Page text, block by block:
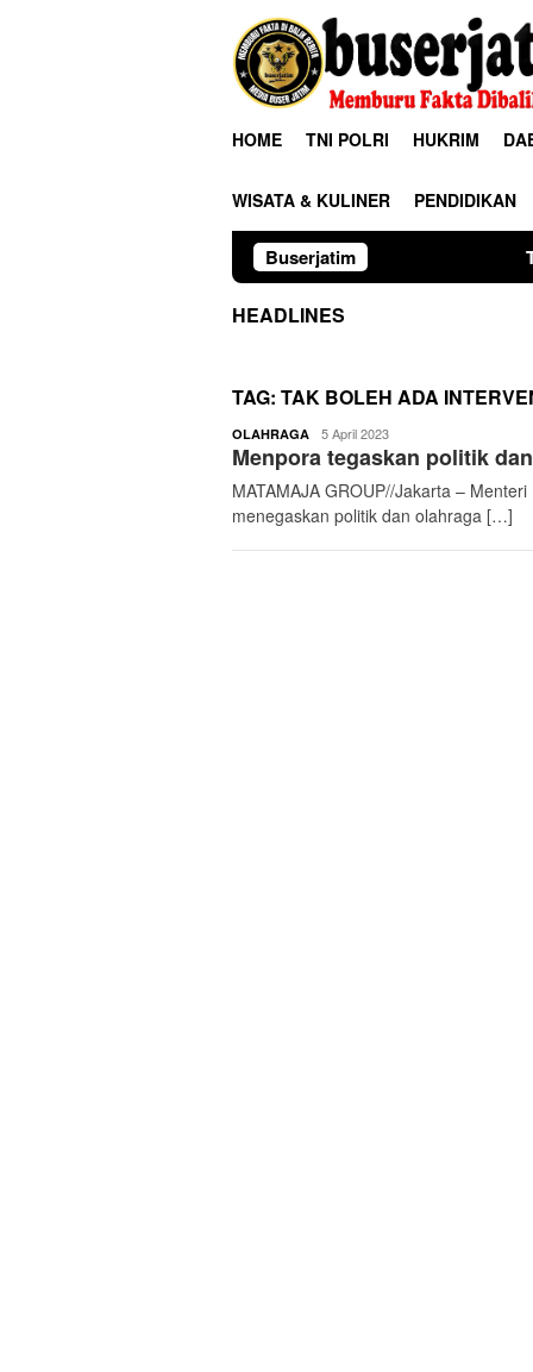
HOME TNI POLRI HUKRIM
WISATA & KULINER PENDIDIKAN
Buserjatim TNI-Polri
HEADLINES
TAG: TAK BOLEH ADA
OLAHRAGA buserjatim
5 April 2023
Menpora tegaskan politik
MATAMAJA GROUP//Jakarta –
menegaskan politik dan olahraga […]